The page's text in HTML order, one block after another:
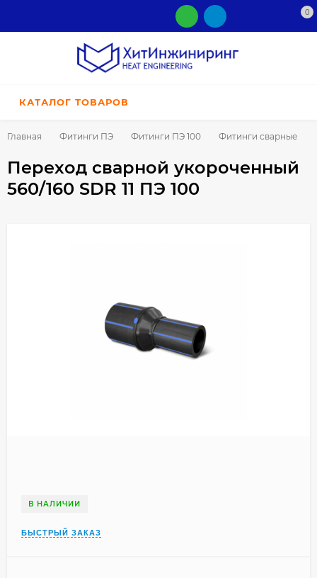
0
КАТАЛОГ ТОВАРОВ
Главная Фитинги ПЭ Фитинги ПЭ 100 Фитинги сварные
Переход сварной укороченный
560/160 SDR 11 ПЭ 100
В НАЛИЧИИ
БЫСТРЫЙ ЗАКАЗ